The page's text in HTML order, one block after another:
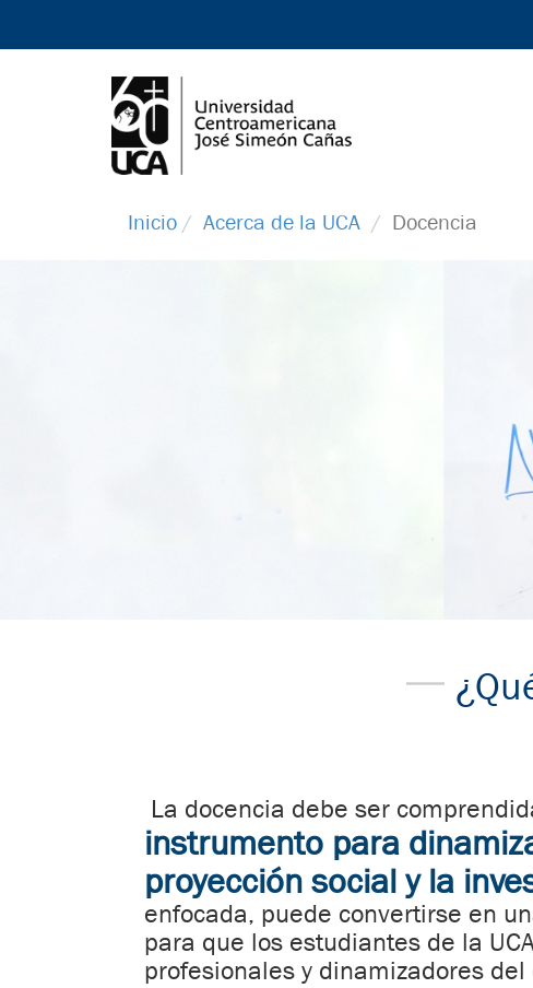
Inicio Acerca de la UCA Docencia
La docencia debe ser
instrumento para
proyección social y la
enfocada, puede convertirse en
para que los estudiantes de la
profesionales y dinamizadores